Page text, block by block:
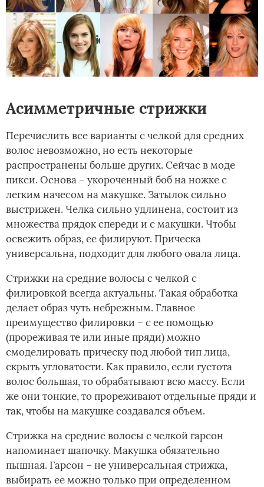
Асимметричные стрижки
Перечислить все варианты с челкой для средних
волос невозможно, но есть некоторые
распространены больше других. Сейчас в моде
пикси. Основа – укороченный боб на ножке с
легким начесом на макушке. Затылок сильно
выстрижен. Челка сильно удлинена, состоит из
множества прядок спереди и с макушки. Чтобы
освежить образ, ее филируют. Прическа
универсальна, подходит для любого овала лица.
Стрижки на средние волосы с челкой с
филировкой всегда актуальны. Такая обработка
делает образ чуть небрежным. Главное
преимущество филировки – с ее помощью
(прореживая те или иные пряди) можно
смоделировать прическу под любой тип лица,
скрыть угловатости. Как правило, если густота
волос большая, то обрабатывают всю массу. Если
же они тонкие, то прореживают отдельные пряди и
так, чтобы на макушке создавался объем.
Стрижка на средние волосы с челкой гарсон
напоминает шапочку. Макушка обязательно
пышная. Гарсон – не универсальная стрижка,
выбирать ее можно только при определенном